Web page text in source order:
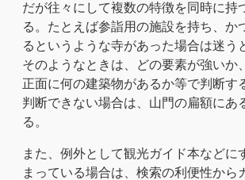
だが往々にして複数の特徴を同時に持
る。たとえば参詣用の施設を持ち、か
るというような寺があった場合は迷う
そのようなときは、どの要素が強いか
正面に何の建築物があるか等で判断す
判断できない場合は、山門の扁額にあ
る。
また、例外として観光ガイド本などに
まっている場合は、検索の利便性から